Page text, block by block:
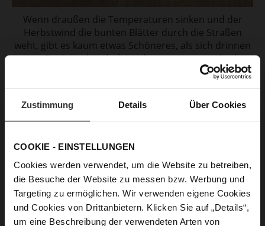
Zustimmung Details Über Cookies
COOKIE - EINSTELLUNGEN
Cookies werden verwendet, um die Website zu betreiben,
die Besuche der Website zu messen bzw. Werbung und
Targeting zu ermöglichen. Wir verwenden eigene Cookies
und Cookies von Drittanbietern. Klicken Sie auf „Details“,
um eine Beschreibung der verwendeten Arten von
Wenn draußen die Temperaturen sinken und der
Herbstwind die bunten Blätter durch die Straßen
weht, gibt es kaum etwas Schöneres, als sich drinnen
in eine Decke zu kuscheln und in einem guten Buch zu
versinken. Ob mit einer heißen Tasse Tee oder Kakao
4 STÄDTE IN 4 TAGEN